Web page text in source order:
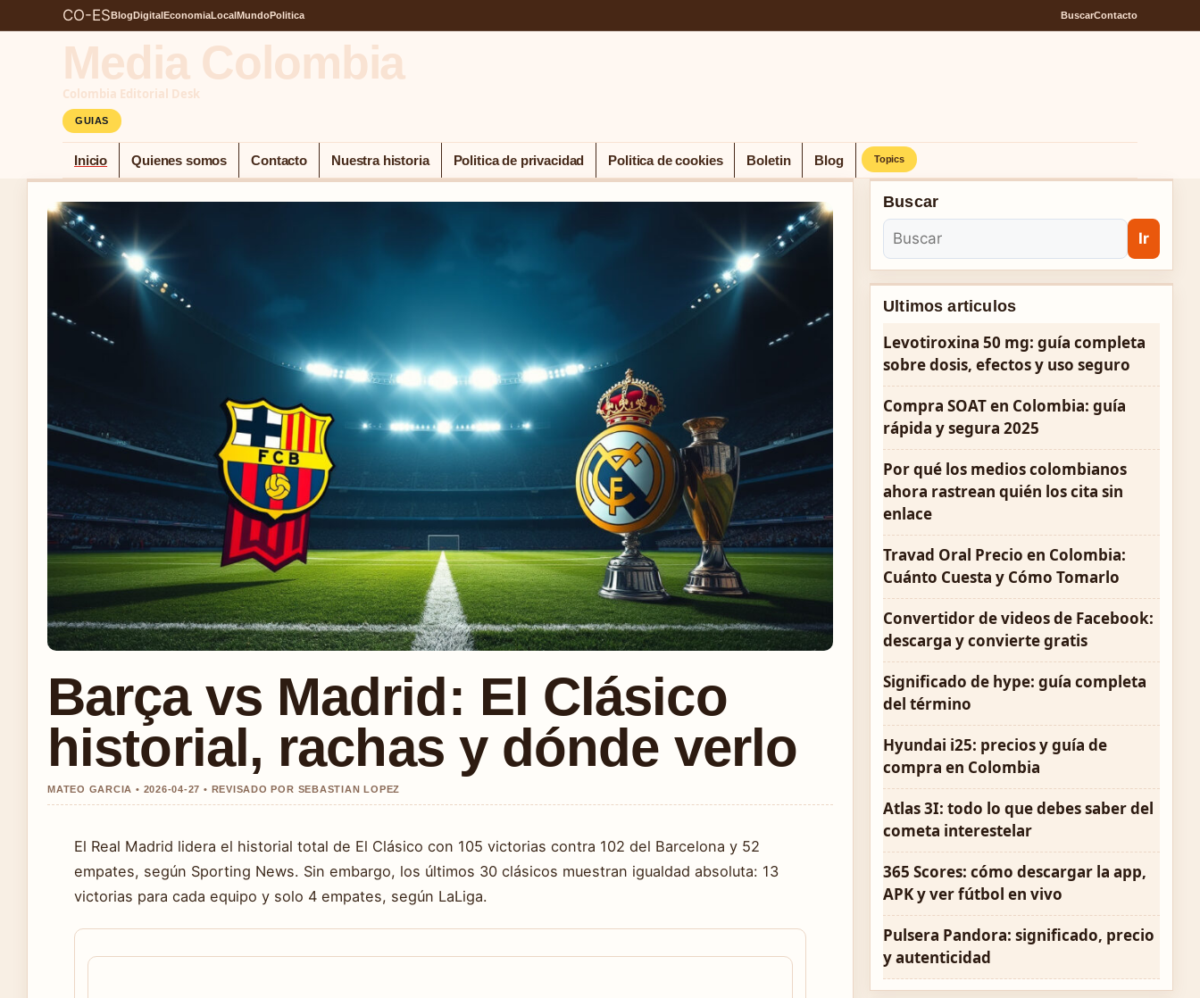
CO-ESBlogDigitalEconomiaLocalMundoPolitica BuscarContacto
Media Colombia
Colombia Editorial Desk
GUIAS
Inicio Quienes somos Contacto Nuestra historia Politica de privacidad Politica de cookies Boletin Blog Topics
Barça vs Madrid: El Clásico
historial, rachas y dónde verlo
MATEO GARCIA • 2026-04-27 • REVISADO POR SEBASTIAN LOPEZ
El Real Madrid lidera el historial total de El Clásico con 105 victorias contra 102 del Barcelona y 52
empates, según Sporting News. Sin embargo, los últimos 30 clásicos muestran igualdad absoluta: 13
victorias para cada equipo y solo 4 empates, según LaLiga.
Buscar
Ir
Ultimos articulos
Levotiroxina 50 mg: guía completa
sobre dosis, efectos y uso seguro
Compra SOAT en Colombia: guía
rápida y segura 2025
Por qué los medios colombianos
ahora rastrean quién los cita sin
enlace
Travad Oral Precio en Colombia:
Cuánto Cuesta y Cómo Tomarlo
Convertidor de videos de Facebook:
descarga y convierte gratis
Significado de hype: guía completa
del término
Hyundai i25: precios y guía de
compra en Colombia
Atlas 3I: todo lo que debes saber del
cometa interestelar
365 Scores: cómo descargar la app,
APK y ver fútbol en vivo
Pulsera Pandora: significado, precio
y autenticidad